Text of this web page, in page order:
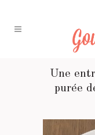
Une
purée